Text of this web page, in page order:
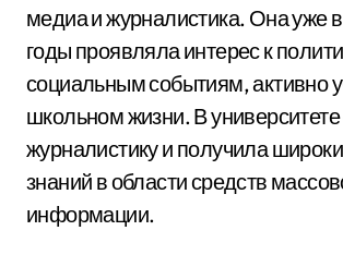
медиа и журналистика. Она уже
годы проявляла интерес к
социальным событиям, активно
школьном жизни. В
журналистику и получила
знаний в области средств
информации.